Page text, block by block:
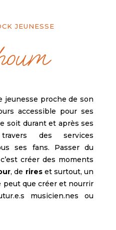
JEUNESSE
jeunesse proche de son
accessible pour ses
soit durant et après ses
des services
ses fans. Passer du
créer des moments
, de rireset surtout, un
peut que créer et nourrir
musicien.nes ou